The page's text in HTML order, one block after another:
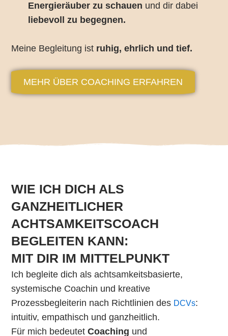
Energieräuber zu schauen und dir dabei
liebevoll zu begegnen.
Meine Begleitung ist ruhig, ehrlich und tief.
MEHR ÜBER COACHING ERFAHREN
WIE ICH DICH ALS
GANZHEITLICHER
ACHTSAMKEITSCOACH
BEGLEITEN KANN:
MIT DIR IM MITTELPUNKT
Ich begleite dich als achtsamkeitsbasierte,
systemische Coachin und kreative
Prozessbegleiterin nach Richtlinien des DCVs:
intuitiv, empathisch und ganzheitlich.
Für mich bedeutetCoaching und